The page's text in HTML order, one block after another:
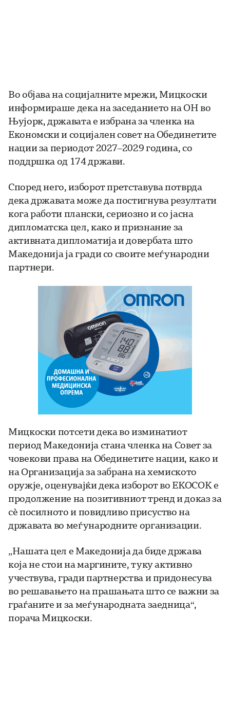
Во објава на социјалните мрежи, Мицкоски
информираше дека на заседанието на ОН во
Њујорк, државата е избрана за членка на
Економски и социјален совет на Обединетите
нации за периодот 2027–2029 година, со
поддршка од 174 држави.
Според него, изборот претставува потврда
дека државата може да постигнува резултати
кога работи плански, сериозно и со јасна
дипломатска цел, како и признание за
активната дипломатија и довербата што
Македонија ја гради со своите меѓународни
партнери.
Мицкоски потсети дека во изминатиот
период Македонија стана членка на Совет за
човекови права на Обединетите нации, како и
на Организација за забрана на хемиското
оружје, оценувајќи дека изборот во ЕКОСОК е
продолжение на позитивниот тренд и доказ за
сè посилното и повидливо присуство на
државата во меѓународните организации.
„Нашата цел е Македонија да биде држава
која не стои на маргините, туку активно
учествува, гради партнерства и придонесува
во решавањето на прашањата што се важни за
граѓаните и за меѓународната заедница“,
порача Мицкоски.